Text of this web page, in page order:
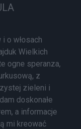
i o włosach
Wielkich
ogne speranza,
z
zieleni i
doskonałe
a informacje
mi kreować